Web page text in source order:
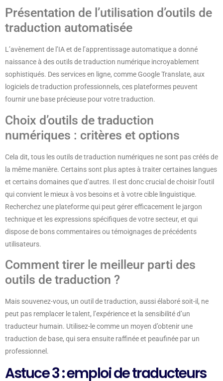
Présentation de l’utilisation d’outils de
traduction automatisée
L’avènement de l’IA et de l’apprentissage automatique a donné
naissance à des outils de traduction numérique incroyablement
sophistiqués. Des services en ligne, comme Google Translate, aux
logiciels de traduction professionnels, ces plateformes peuvent
fournir une base précieuse pour votre traduction.
Choix d’outils de traduction
numériques : critères et options
Cela dit, tous les outils de traduction numériques ne sont pas créés de
la même manière. Certains sont plus aptes à traiter certaines langues
et certains domaines que d’autres. Il est donc crucial de choisir l’outil
qui convient le mieux à vos besoins et à votre cible linguistique.
Recherchez une plateforme qui peut gérer efficacement le jargon
technique et les expressions spécifiques de votre secteur, et qui
dispose de bons commentaires ou témoignages de précédents
utilisateurs.
Comment tirer le meilleur parti des
outils de traduction ?
Mais souvenez-vous, un outil de traduction, aussi élaboré soit-il, ne
peut pas remplacer le talent, l’expérience et la sensibilité d’un
traducteur humain. Utilisez-le comme un moyen d’obtenir une
traduction de base, qui sera ensuite raffinée et peaufinée par un
professionnel.
Astuce 3 : emploi de traducteurs